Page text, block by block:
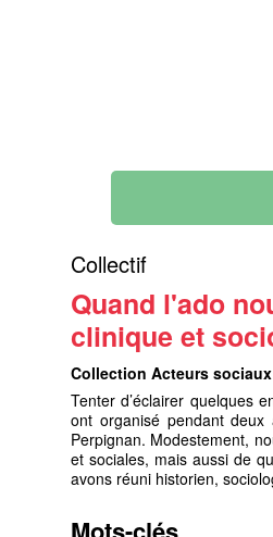
Collectif
Quand l'ado
clinique et
Collection Acteurs sociaux
Tenter d’éclairer quelques
ont organisé pendant deux
Perpignan. Modestement,
et sociales, mais aussi de
avons réuni historien,